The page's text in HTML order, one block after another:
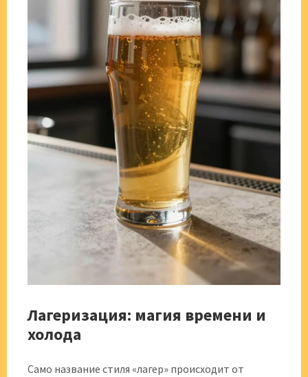
Лагеризация: магия времени и
холода
Само название стиля «лагер» происходит от